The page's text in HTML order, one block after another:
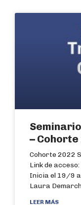
– Cohorte
Cohorte 2022
Link de
Inicia el 19/9 a
Laura
LEER MÁS